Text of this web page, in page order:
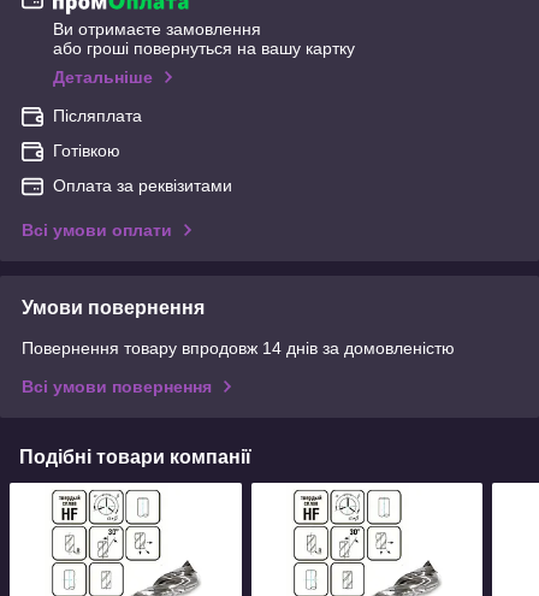
Ви отримаєте замовлення
або гроші повернуться на вашу картку
Детальніше
Післяплата
Готівкою
Оплата за реквізитами
Всі умови оплати
Умови повернення
Повернення товару впродовж 14 днів за домовленістю
Всі умови повернення
Подібні товари компанії